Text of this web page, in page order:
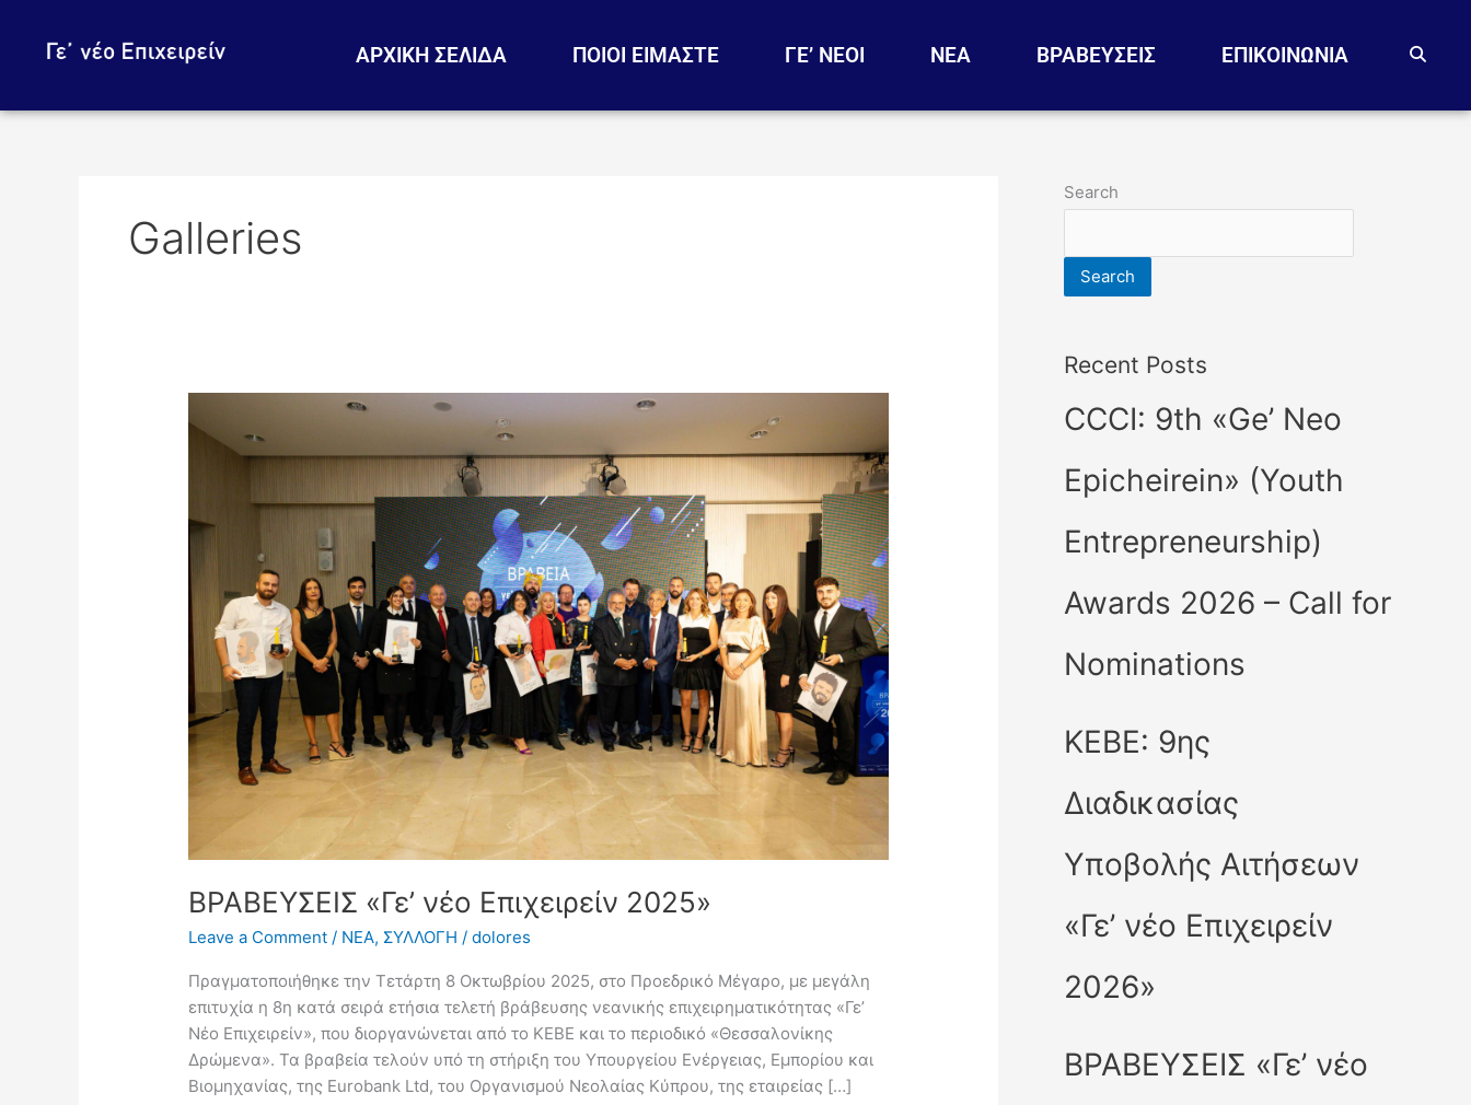
content
ΑΡΧΙΚΗ ΣΕΛΙΔΑ ΠΟΙΟΙ ΕΙΜΑΣΤΕ ΓΕ’ ΝΕΟΙ ΝΕΑ ΒΡΑΒΕΥΣΕΙΣ EΠΙΚΟΙΝΩΝΙΑ
Galleries
ΒΡΑΒΕΥΣΕΙΣ «Γε’ νέο Επιχειρείν 2025»
Leave a Comment / NEA, ΣΥΛΛΟΓΗ /dolores
Πραγματοποιήθηκε την Τετάρτη 8 Οκτωβρίου 2025, στο Προεδρικό Μέγαρο, με μεγάλη
επιτυχία η 8η κατά σειρά ετήσια τελετή βράβευσης νεανικής επιχειρηματικότητας «Γε’
Νέο Επιχειρείν», που διοργανώνεται από το ΚΕΒΕ και το περιοδικό «Θεσσαλονίκης
Δρώμενα». Τα βραβεία τελούν υπό τη στήριξη του Υπουργείου Ενέργειας, Εμπορίου και
Βιομηχανίας, της Eurobank Ltd, του Οργανισμού Νεολαίας Κύπρου, της εταιρείας […]
«Γε’
Search
Search
Recent Posts
CCCI: 9th «Ge’ Neo
Epicheirein» (Youth
Entrepreneurship)
Awards 2026 – Call for
Nominations
ΚΕΒΕ: 9ης
Διαδικασίας
Υποβολής Αιτήσεων
«Γε’ νέο Επιχειρείν
2026»
ΒΡΑΒΕΥΣΕΙΣ «Γε’ νέο